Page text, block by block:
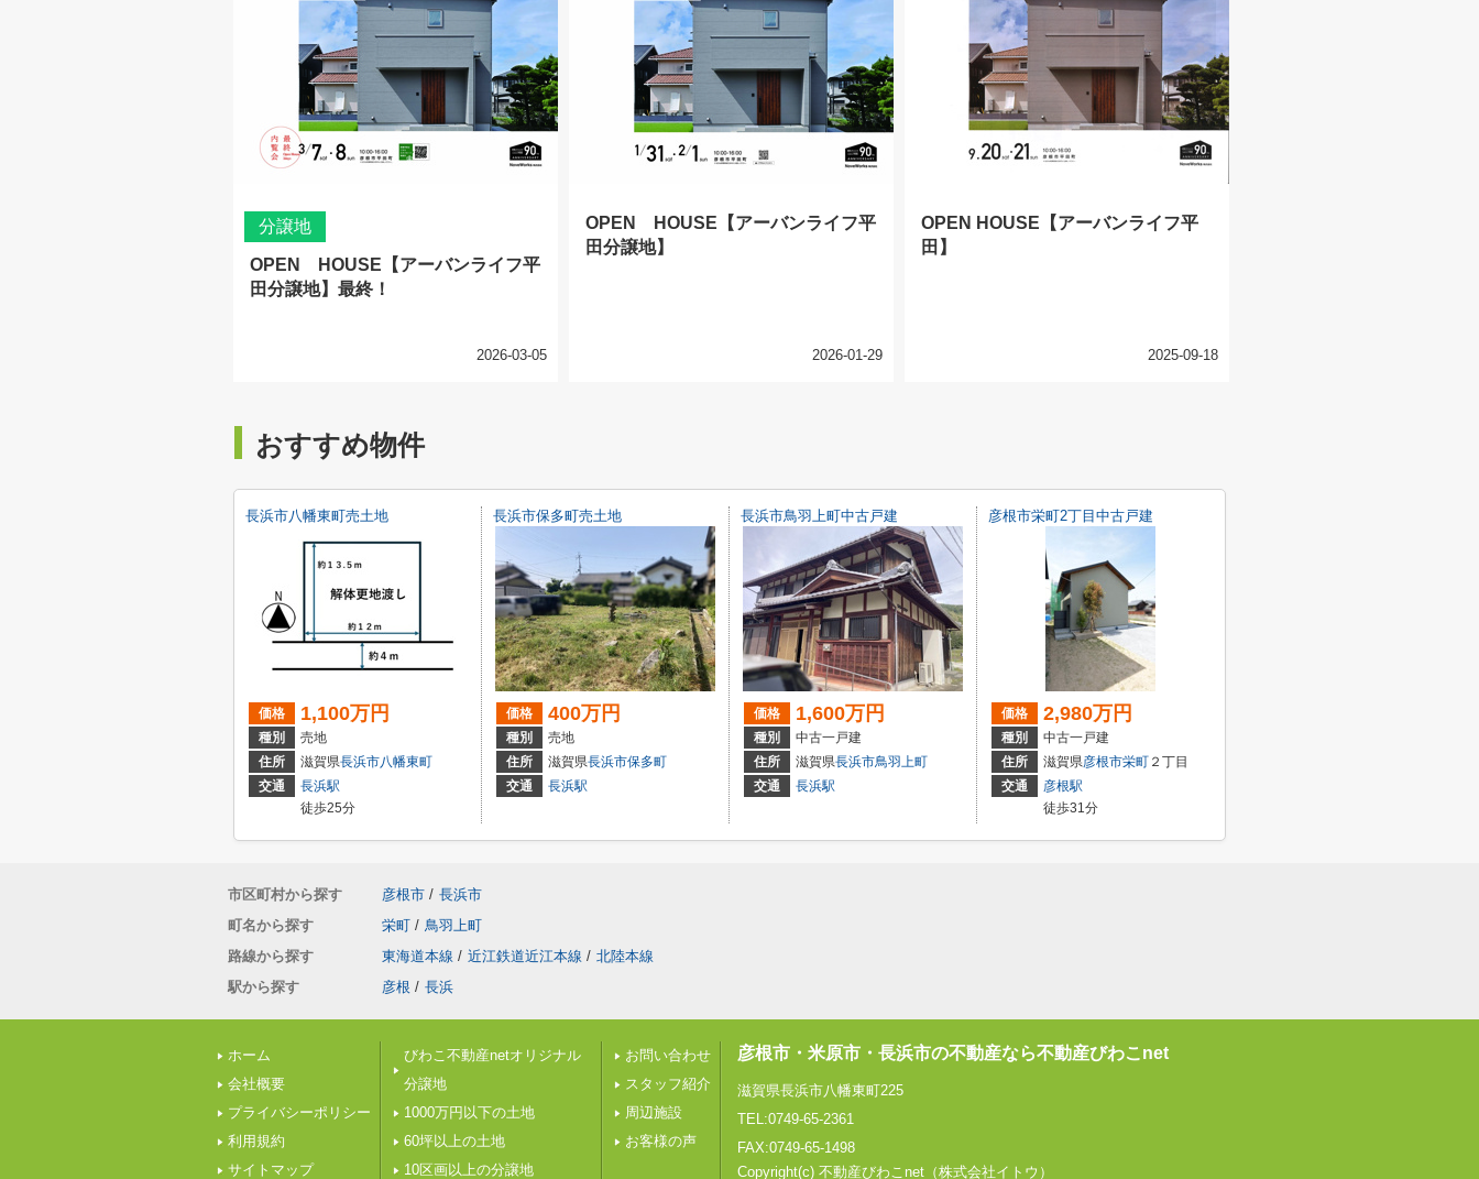
分譲地
OPEN HOUSE【アーバンライフ平
田分譲地】最終！
2026-03-05
OPEN HOUSE【アーバンライフ平
田分譲地】
2026-01-29
OPEN HOUSE【アーバンライフ平
田】
2025-09-18
おすすめ物件
長浜市八幡東町売土地
価格 1,100万円
種別
売地
住所
滋賀県長浜市八幡東町
交通
長浜駅
徒歩25分
長浜市保多町売土地
価格 400万円
種別
売地
住所
滋賀県長浜市保多町
交通
長浜駅
長浜市鳥羽上町中古戸建
価格 1,600万円
種別
中古一戸建
住所
滋賀県長浜市鳥羽上町
交通
長浜駅
彦根市栄町2丁目中古戸建
価格 2,980万円
種別
中古一戸建
住所
滋賀県彦根市栄町 ２丁目
交通
彦根駅
徒歩31分
市区町村から探す 彦根市 / 長浜市
町名から探す
栄町 / 鳥羽上町
路線から探す
東海道本線 / 近江鉄道近江本線 / 北陸本線
駅から探す
彦根 / 長浜
ホーム
会社概要
プライバシーポリシー
利用規約
サイトマップ
びわこ不動産netオリジナル
分譲地
1000万円以下の土地
60坪以上の土地
10区画以上の分譲地
お問い合わせ
スタッフ紹介
周辺施設
お客様の声
彦根市・米原市・長浜市の不動産なら不動産びわこnet
滋賀県長浜市八幡東町225
TEL:0749-65-2361
FAX:0749-65-1498
Copyright(c) 不動産びわこnet（株式会社イトウ）